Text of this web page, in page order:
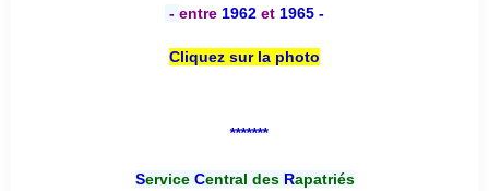
- entre 1962 et 1965 -
Cliquez sur la photo
*******
Service Central desRapatriés